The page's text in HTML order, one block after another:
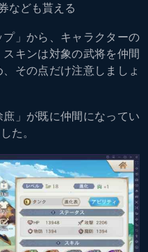
なども貰える
」から、キャラクターの
キンは対象の武将を仲間
その点だけ注意しましょ
」が既に仲間になってい
た。